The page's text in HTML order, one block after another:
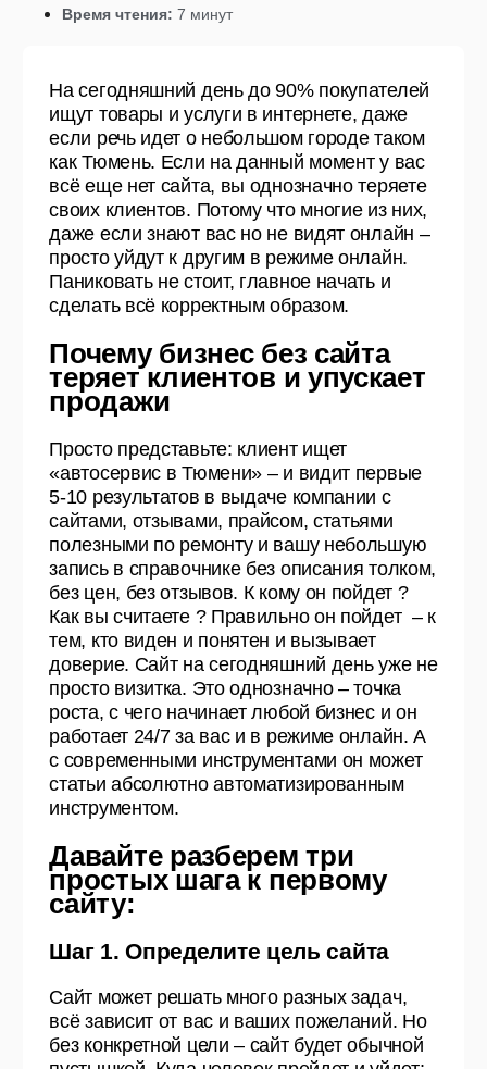
Время чтения: 7 минут
На сегодняшний день до 90% покупателей
ищут товары и услуги в интернете, даже
если речь идет о небольшом городе таком
как Тюмень. Если на данный момент у вас
всё еще нет сайта, вы однозначно теряете
своих клиентов. Потому что многие из них,
даже если знают вас но не видят онлайн –
просто уйдут к другим в режиме онлайн.
Паниковать не стоит, главное начать и
сделать всё корректным образом.
Почему бизнес без сайта
теряет клиентов и упускает
продажи
Просто представьте: клиент ищет
«автосервис в Тюмени» – и видит первые
5-10 результатов в выдаче компании с
сайтами, отзывами, прайсом, статьями
полезными по ремонту и вашу небольшую
запись в справочнике без описания толком,
без цен, без отзывов. К кому он пойдет ?
Как вы считаете ? Правильно он пойдет – к
тем, кто виден и понятен и вызывает
доверие. Сайт на сегодняшний день уже не
просто визитка. Это однозначно – точка
роста, с чего начинает любой бизнес и он
работает 24/7 за вас и в режиме онлайн. А
с современными инструментами он может
статьи абсолютно автоматизированным
инструментом.
Давайте разберем три
простых шага к первому
сайту:
Шаг 1. Определите цель сайта
Сайт может решать много разных задач,
всё зависит от вас и ваших пожеланий. Но
без конкретной цели – сайт будет обычной